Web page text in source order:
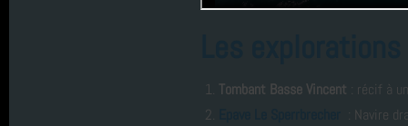
Tombant Basse Vincent : récif à
: Navire